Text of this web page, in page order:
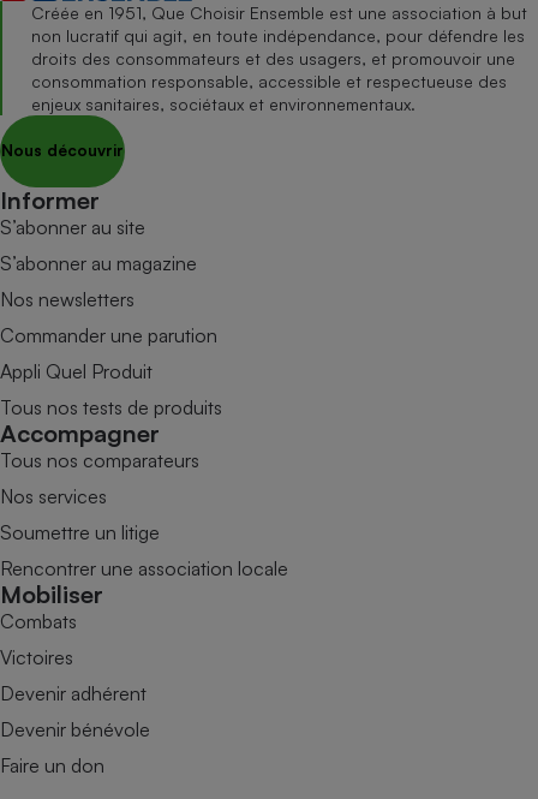
Créée en 1951, Que Choisir Ensemble est une association à but
non lucratif qui agit, en toute indépendance, pour défendre les
droits des consommateurs et des usagers, et promouvoir une
consommation responsable, accessible et respectueuse des
enjeux sanitaires, sociétaux et environnementaux.
Nous découvrir
Informer
S’abonner au site
S’abonner au magazine
Nos newsletters
Commander une parution
Appli Quel Produit
Tous nos tests de produits
Accompagner
Tous nos comparateurs
Nos services
Soumettre un litige
Rencontrer une association locale
Mobiliser
Combats
Victoires
Devenir adhérent
Devenir bénévole
Faire un don